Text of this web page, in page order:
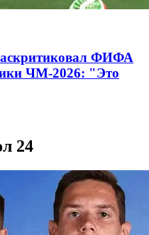
ФИФА
ЧМ-2026: "Это
24